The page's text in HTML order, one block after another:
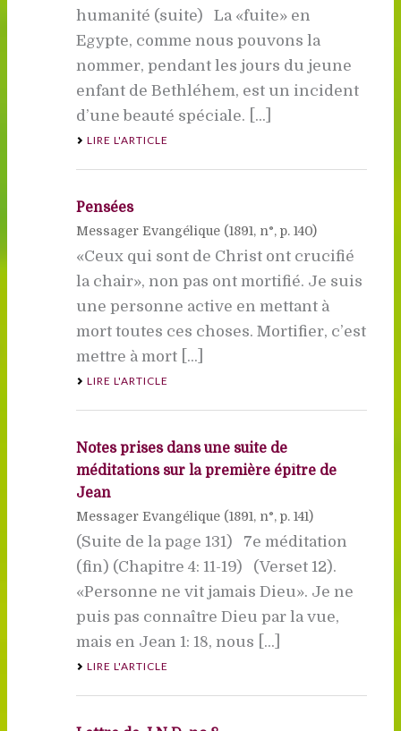
humanité (suite) La «fuite» en
Egypte, comme nous pouvons la
nommer, pendant les jours du jeune
enfant de Bethléhem, est un incident
d’une beauté spéciale. [...]
LIRE L'ARTICLE
Pensées
Messager Evangélique (1891, n°, p. 140)
«Ceux qui sont de Christ ont crucifié
la chair», non pas ont mortifié. Je suis
une personne active en mettant à
mort toutes ces choses. Mortifier, c’est
mettre à mort [...]
LIRE L'ARTICLE
Notes prises dans une suite de
méditations sur la première épître de
Jean
Messager Evangélique (1891, n°, p. 141)
(Suite de la page 131) 7e méditation
(fin) (Chapitre 4: 11-19) (Verset 12).
«Personne ne vit jamais Dieu». Je ne
puis pas connaître Dieu par la vue,
mais en Jean 1: 18, nous [...]
LIRE L'ARTICLE